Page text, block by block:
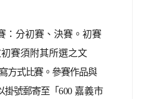
：分初賽、決賽。初賽
初賽須附其所選之文
方式比賽。參賽作品與
掛號郵寄至「600 嘉義市